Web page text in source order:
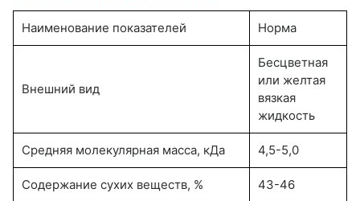
Наименование показателей Норма
Внешний вид
Бесцветная
или желтая
вязкая
жидкость
Средняя молекулярная масса, кДа 4,5-5,0
Содержание сухих веществ, % 43-46